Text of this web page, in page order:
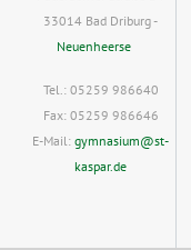
33014 Bad Driburg -
Neuenheerse
Tel.: 05259 986640
Fax: 05259 986646
E-Mail: gymnasium@st-
kaspar.de